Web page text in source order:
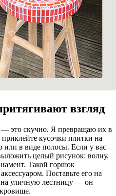
взгляд
это скучно. Я превращаю их в
кусочки плитки на
в виде полосы. Если у вас
целый рисунок: волну,
Такой горшок
Поставьте его на
уличную лестницу — он